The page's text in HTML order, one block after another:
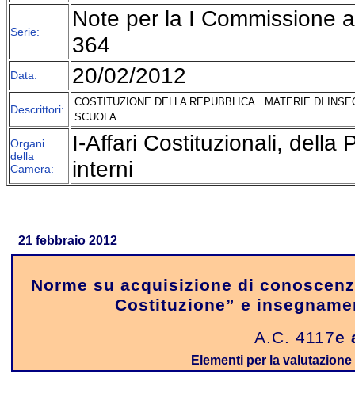
Serie:
Note per la I Commissione
364
Data: 20/02/2012
Descrittori:
COSTITUZIONE DELLA REPUBBLICA
MATERIE DI
SCUOLA
Organi
della
Camera:
I-Affari Costituzionali, della
interni
21 febbraio 2012
Norme su acquisizione di
Costituzione” e
A.C. 4117e
Elementi per la